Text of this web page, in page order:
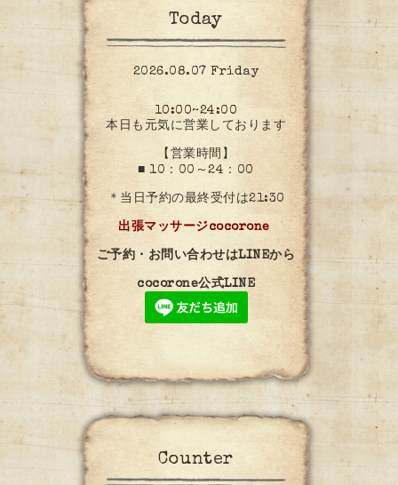
Today
2026.08.07 Friday
10:00~24:00
本日も元気に営業しております
【営業時間】
■ 10：00～24：00
＊当日予約の最終受付は21:30
出張マッサージcocorone
ご予約・お問い合わせはLINEから
cocorone公式LINE
Counter